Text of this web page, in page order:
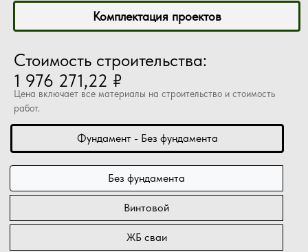
Комплектация проектов
Стоимость строительства:
1 976 271,22 ₽
Цена включает все материалы на строительство и стоимость
работ.
Фундамент - Без фундамента
Без фундамента
Винтовой
ЖБ сваи